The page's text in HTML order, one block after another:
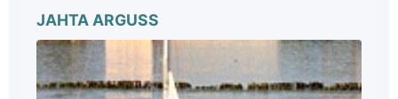
JAHTA ARGUSS